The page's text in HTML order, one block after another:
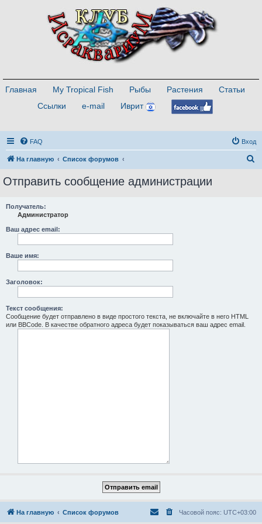
Главная My Tropical Fish Рыбы Растения
Статьи
Ссылки
e-mail Иврит
FAQ Вход
На главную Список форумов
Отправить сообщение администрации
Получатель:
Администратор
Ваш адрес email:
Ваше имя:
Заголовок:
Текст сообщения:
Сообщение будет отправлено в виде простого текста, не включайте в него HTML
или BBCode. В качестве обратного адреса будет показываться ваш адрес email.
На главную Список форумов Часовой пояс: UTC+03:00